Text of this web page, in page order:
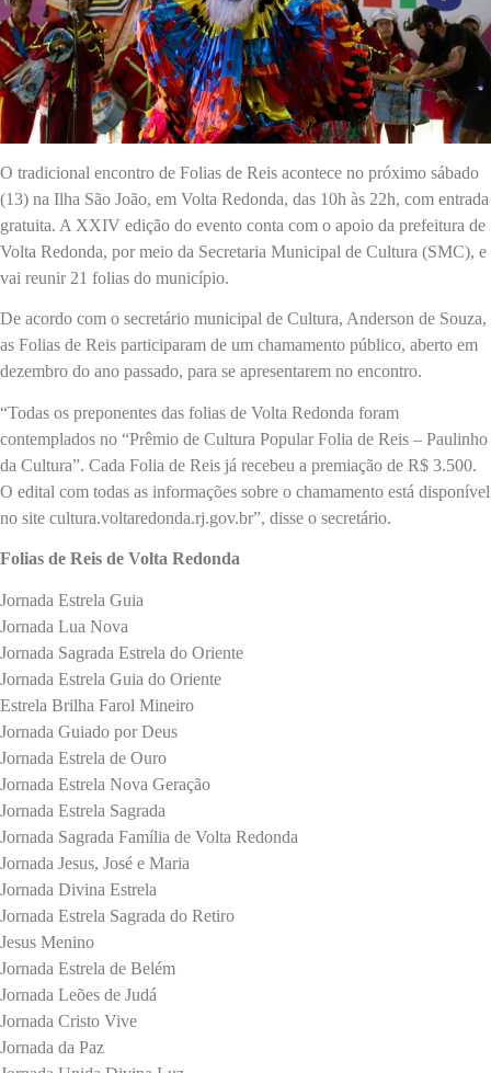
O tradicional encontro de Folias de Reis acontece no próximo sábado
(13) na Ilha São João, em Volta Redonda, das 10h às 22h, com entrada
gratuita. A XXIV edição do evento conta com o apoio da prefeitura de
Volta Redonda, por meio da Secretaria Municipal de Cultura (SMC), e
vai reunir 21 folias do município.
De acordo com o secretário municipal de Cultura, Anderson de Souza,
as Folias de Reis participaram de um chamamento público, aberto em
dezembro do ano passado, para se apresentarem no encontro.
“Todas os preponentes das folias de Volta Redonda foram
contemplados no “Prêmio de Cultura Popular Folia de Reis – Paulinho
da Cultura”. Cada Folia de Reis já recebeu a premiação de R$ 3.500.
O edital com todas as informações sobre o chamamento está disponível
no site cultura.voltaredonda.rj.gov.br”, disse o secretário.
Folias de Reis de Volta Redonda
Jornada Estrela Guia
Jornada Lua Nova
Jornada Sagrada Estrela do Oriente
Jornada Estrela Guia do Oriente
Estrela Brilha Farol Mineiro
Jornada Guiado por Deus
Jornada Estrela de Ouro
Jornada Estrela Nova Geração
Jornada Estrela Sagrada
Jornada Sagrada Família de Volta Redonda
Jornada Jesus, José e Maria
Jornada Divina Estrela
Jornada Estrela Sagrada do Retiro
Jesus Menino
Jornada Estrela de Belém
Jornada Leões de Judá
Jornada Cristo Vive
Jornada da Paz